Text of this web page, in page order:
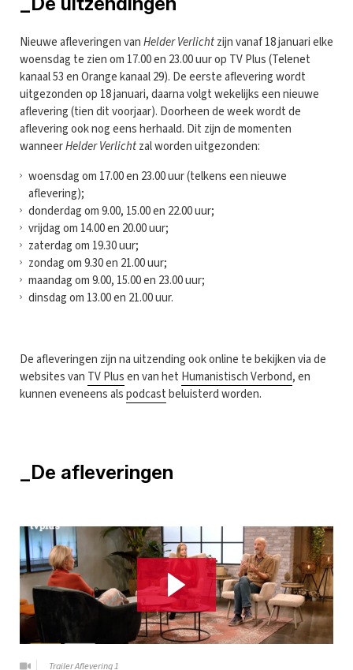
Nieuwe afleveringen vanHelder Verlichtzijn vanaf 18 januari elke
woensdag te zien om 17.00 en 23.00 uur op TV Plus (Telenet
kanaal 53 en Orange kanaal 29). De eerste aflevering wordt
uitgezonden op 18 januari, daarna volgt wekelijks een nieuwe
aflevering (tien dit voorjaar). Doorheen de week wordt de
aflevering ook nog eens herhaald. Dit zijn de momenten
wanneerHelder Verlichtzal worden uitgezonden:
woensdag om 17.00 en 23.00 uur (telkens een nieuwe
aflevering);
donderdag om 9.00, 15.00 en 22.00 uur;
vrijdag om 14.00 en 20.00 uur;
zaterdag om 19.30 uur;
zondag om 9.30 en 21.00 uur;
maandag om 9.00, 15.00 en 23.00 uur;
dinsdag om 13.00 en 21.00 uur.
De afleveringen zijn na uitzending ook online te bekijken via de
websites van TV Plusen van het Humanistisch Verbond, en
kunnen eveneens alspodcastbeluisterd worden.
_De afleveringen
Trailer Aflevering 1